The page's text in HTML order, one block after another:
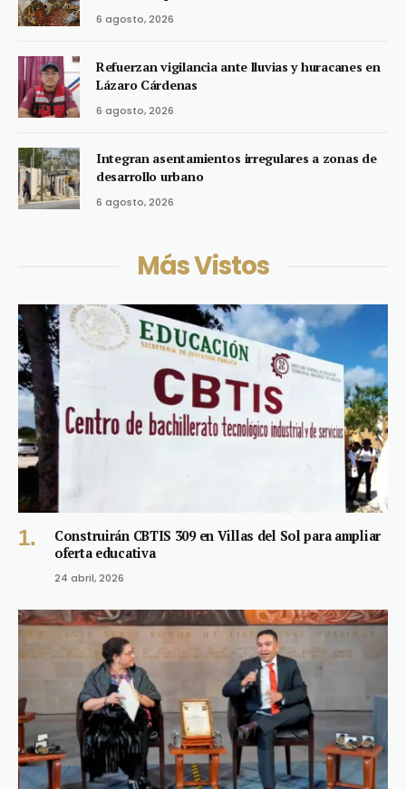
6 agosto, 2026
Refuerzan vigilancia ante lluvias y huracanes en
Lázaro Cárdenas
6 agosto, 2026
Integran asentamientos irregulares a zonas de
desarrollo urbano
6 agosto, 2026
Más Vistos
Construirán CBTIS 309 en Villas del Sol para ampliar
oferta educativa
24 abril, 2026